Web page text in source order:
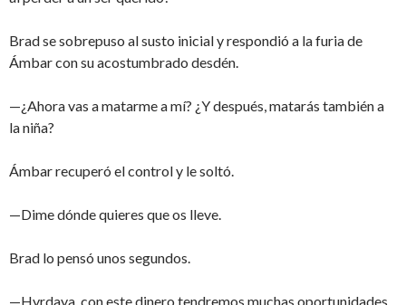
Brad se sobrepuso al susto inicial y respondió a la furia de
Ámbar con su acostumbrado desdén.
—¿Ahora vas a matarme a mí? ¿Y después, matarás también a
la niña?
Ámbar recuperó el control y le soltó.
—Dime dónde quieres que os lleve.
Brad lo pensó unos segundos.
—Hyrdaya, con este dinero tendremos muchas oportunidades